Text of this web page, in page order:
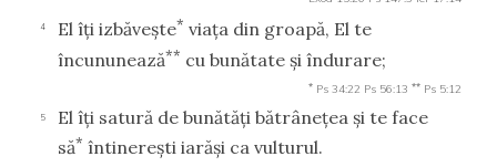
4 El îţi izbăveşte* viaţa din groapă, El te
încununează** cu bunătate şi îndurare;
* Ps 34:22 Ps 56:13 ** Ps 5:12
5
El îţi satură de bunătăţi bătrâneţea şi te face
să* întinereşti iarăşi ca vulturul.